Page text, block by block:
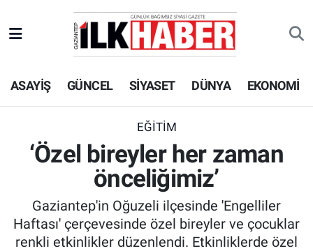
ASAYİŞ GÜNCEL SİYASET DÜNYA EKONOMİ
EĞİTİM
‘Özel bireyler her zaman
önceliğimiz’
Gaziantep'in Oğuzeli ilçesinde 'Engelliler
Haftası' çerçevesinde özel bireyler ve çocuklar
renkli etkinlikler düzenlendi. Etkinliklerde özel
EKONOMİ
SİYASET
SPOR
ASAYİŞ
Beyoğlu Hava Durumu
Beyoğlu Trafik Yoğunluk Haritası
Süper Lig Puan Durumu ve Fikstür
Tüm Manşetler
Haber Arşivi